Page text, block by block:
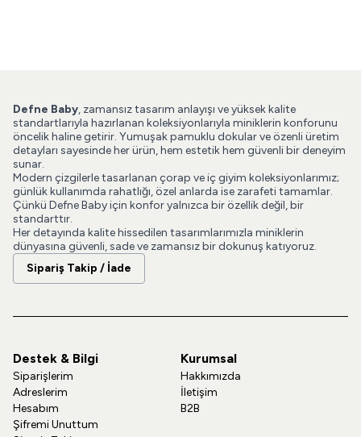
Defne Baby, zamansız tasarım anlayışı ve yüksek kalite
standartlarıyla hazırlanan koleksiyonlarıyla miniklerin konforunu
öncelik haline getirir. Yumuşak pamuklu dokular ve özenli üretim
detayları sayesinde her ürün, hem estetik hem güvenli bir deneyim
sunar.
Modern çizgilerle tasarlanan çorap ve iç giyim koleksiyonlarımız;
günlük kullanımda rahatlığı, özel anlarda ise zarafeti tamamlar.
Çünkü Defne Baby için konfor yalnızca bir özellik değil, bir
standarttır.
Her detayında kalite hissedilen tasarımlarımızla miniklerin
dünyasına güvenli, sade ve zamansız bir dokunuş katıyoruz.
Sipariş Takip / İade
Destek & Bilgi
Siparişlerim
Adreslerim
Hesabım
Şifremi Unuttum
Kurumsal
Hakkımızda
İletişim
B2B